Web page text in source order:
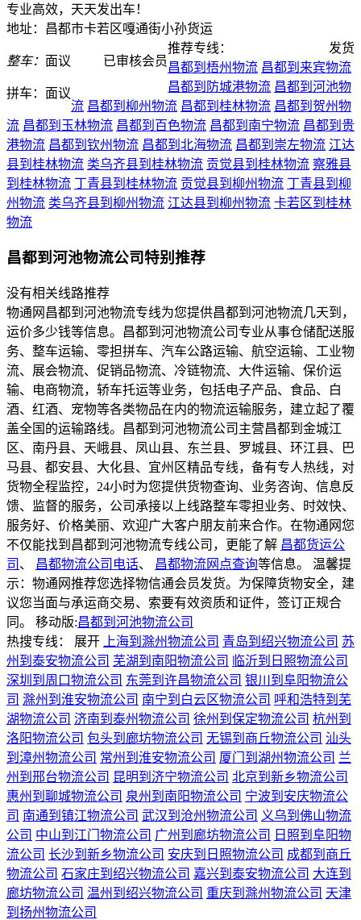
专业高效，天天发出车！
地址：昌都市卡若区嘎通街小孙货运
整车： 面议
拼车： 面议
已审核会员
发货
推荐专线：
昌都到梧州物流 昌都到来宾物流
昌都到防城港物流 昌都到河池物
流 昌都到柳州物流 昌都到桂林物流 昌都到贺州物
流 昌都到玉林物流 昌都到百色物流 昌都到南宁物流 昌都到贵
港物流 昌都到钦州物流 昌都到北海物流 昌都到崇左物流 江达
县到桂林物流 类乌齐县到桂林物流 贡觉县到桂林物流 察雅县
到桂林物流 丁青县到桂林物流 贡觉县到柳州物流 丁青县到柳
州物流 类乌齐县到柳州物流 江达县到柳州物流 卡若区到桂林
物流
昌都到河池物流公司特别推荐
没有相关线路推荐
物通网昌都到河池物流专线为您提供昌都到河池物流几天到，
运价多少钱等信息。昌都到河池物流公司专业从事仓储配送服
务、整车运输、零担拼车、汽车公路运输、航空运输、工业物
流、展会物流、促销品物流、冷链物流、大件运输、保价运
输、电商物流，轿车托运等业务，包括电子产品、食品、白
酒、红酒、宠物等各类物品在内的物流运输服务，建立起了覆
盖全国的运输路线。昌都到河池物流公司主营昌都到金城江
区、南丹县、天峨县、凤山县、东兰县、罗城县、环江县、巴
马县、都安县、大化县、宜州区精品专线，备有专人热线，对
货物全程监控，24小时为您提供货物查询、业务咨询、信息反
馈、监督的服务，公司承接以上线路整车零担业务、时效快、
服务好、价格美丽、欢迎广大客户朋友前来合作。在物通网您
不仅能找到昌都到河池物流专线公司，更能了解 昌都货运公
司 、 昌都物流公司电话、 昌都物流网点查询等信息。 温馨提
示：物通网推荐您选择物信通会员发货。为保障货物安全，建
议您当面与承运商交易、索要有效资质和证件，签订正规合
同。 移动版:昌都到河池物流公司
热搜专线： 展开 上海到滁州物流公司 青岛到绍兴物流公司 苏
州到泰安物流公司 芜湖到南阳物流公司
临沂到日照物流公司
深圳到周口物流公司 东莞到许昌物流公司 银川到阜阳物流公
司 滁州到淮安物流公司 南宁到白云区物流公司 呼和浩特到芜
湖物流公司 济南到泰州物流公司 徐州到保定物流公司 杭州到
洛阳物流公司 包头到廊坊物流公司 无锡到商丘物流公司 汕头
到漳州物流公司 常州到淮安物流公司 厦门到湖州物流公司 兰
州到邢台物流公司 昆明到济宁物流公司 北京到新乡物流公司
惠州到聊城物流公司 泉州到南阳物流公司 宁波到安庆物流公
司 南通到镇江物流公司 武汉到沧州物流公司 义乌到佛山物流
公司 中山到江门物流公司 广州到廊坊物流公司
日照到阜阳物
流公司 长沙到新乡物流公司 安庆到日照物流公司 成都到商丘
物流公司 石家庄到绍兴物流公司 嘉兴到泰安物流公司 大连到
廊坊物流公司 温州到绍兴物流公司 重庆到滁州物流公司 天津
到扬州物流公司